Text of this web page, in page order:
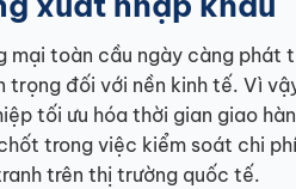
mại toàn cầu ngày càng
đối với nền kinh tế. Vì
tối ưu hóa thời gian giao
trong việc kiểm soát chi
trên thị trường quốc tế.